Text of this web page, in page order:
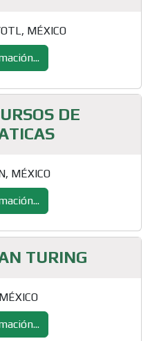
MÉXICO
DE
MÉXICO
TURING